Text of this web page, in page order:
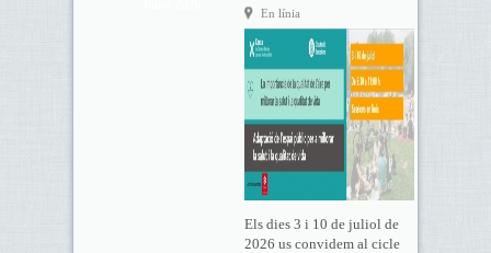
En línia
Els dies 3 i 10 de juliol de
2026 us convidem al cicle